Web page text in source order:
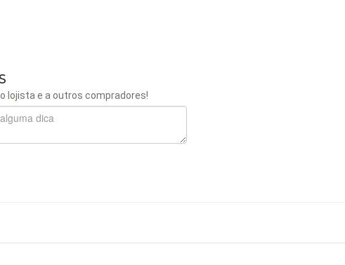
lojista e a outros compradores!